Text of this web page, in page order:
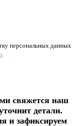
персональных данных
свяжется наш
детали.
и зафиксируем